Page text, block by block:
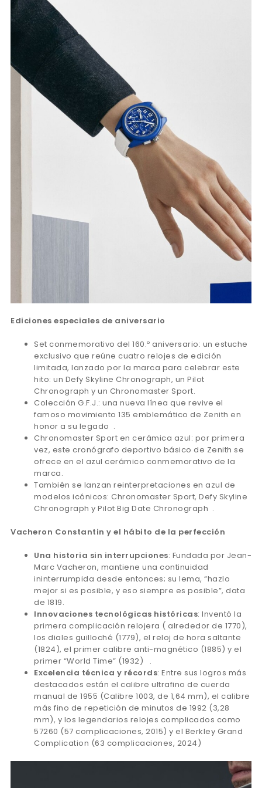
Ediciones especiales de aniversario
Set conmemorativo del 160.º aniversario: un estuche
exclusivo que reúne cuatro relojes de edición
limitada, lanzado por la marca para celebrar este
hito: un Defy Skyline Chronograph, un Pilot
Chronograph y un Chronomaster Sport.
Colección G.F.J.: una nueva línea que revive el
famoso movimiento 135 emblemático de Zenith en
honor a su legado .
Chronomaster Sport en cerámica azul: por primera
vez, este cronógrafo deportivo básico de Zenith se
ofrece en el azul cerámico conmemorativo de la
marca.
También se lanzan reinterpretaciones en azul de
modelos icónicos: Chronomaster Sport, Defy Skyline
Chronograph y Pilot Big Date Chronograph .
Vacheron Constantin y el hábito de la perfección
Una historia sin interrupciones: Fundada por Jean-
Marc Vacheron, mantiene una continuidad
ininterrumpida desde entonces; su lema, “hazlo
mejor si es posible, y eso siempre es posible”, data
de 1819.
Innovaciones tecnológicas históricas: Inventó la
primera complicación relojera ( alrededor de 1770),
los diales guilloché (1779), el reloj de hora saltante
(1824), el primer calibre anti-magnético (1885) y el
primer “World Time” (1932) .
Excelencia técnica y récords: Entre sus logros más
destacados están el calibre ultrafino de cuerda
manual de 1955 (Calibre 1003, de 1,64 mm), el calibre
más fino de repetición de minutos de 1992 (3,28
mm), y los legendarios relojes complicados como
57260 (57 complicaciones, 2015) y el Berkley Grand
Complication (63 complicaciones, 2024)